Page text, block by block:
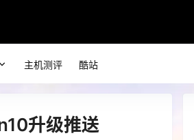
主机测评 酷站
升级推送